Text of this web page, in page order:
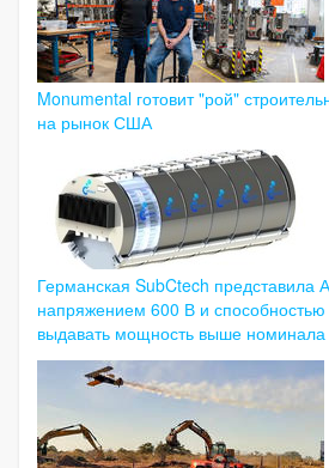
Monumental готовит "рой"
на рынок США
Германская SubCtech
напряжением 600 В и способностью
выдавать мощность выше номинала